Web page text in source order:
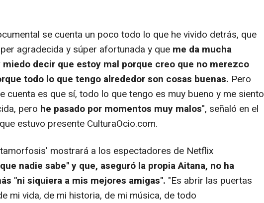
se cuenta un poco todo lo que he vivido detrás, que
agradecida y súper afortunada y que me da mucha
miedo decir que estoy mal porque creo que no merezco
todo lo que tengo alrededor son cosas buenas. Pero
cuenta es que sí, todo lo que tengo es muy bueno y me siento
pero he pasado por momentos muy malos", señaló en el
estuvo presente CulturaOcio.com.
mostrará a los espectadores de Netflix
nadie sabe" y que, aseguró la propia Aitana, no ha
"ni siquiera a mis mejores amigas". "Es abrir las puertas
mi vida, de mi historia, de mi música, de todo